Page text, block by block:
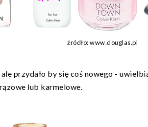
źródło:www.douglas.pl
przydało by się coś nowego -
lub karmelowe.